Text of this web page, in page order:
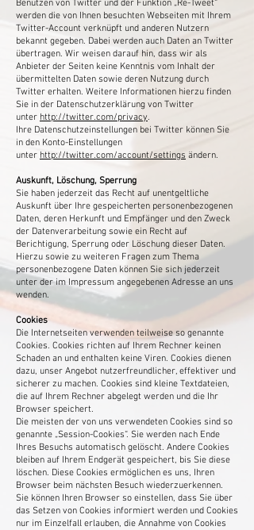
Benutzen von Twitter und der Funktion „Re-Tweet“
werden die von Ihnen besuchten Webseiten mit Ihrem
Twitter-Account verknüpft und anderen Nutzern
bekannt gegeben. Dabei werden auch Daten an Twitter
übertragen. Wir weisen darauf hin, dass wir als
Anbieter der Seiten keine Kenntnis vom Inhalt der
übermittelten Daten sowie deren Nutzung durch
Twitter erhalten. Weitere Informationen hierzu finden
Sie in der Datenschutzerklärung von Twitter
unter http://twitter.com/privacy.
Ihre Datenschutzeinstellungen bei Twitter können Sie
in den Konto-Einstellungen
unter http://twitter.com/account/settings ändern.
Auskunft, Löschung, Sperrung
Sie haben jederzeit das Recht auf unentgeltliche
Auskunft über Ihre gespeicherten personenbezogenen
Daten, deren Herkunft und Empfänger und den Zweck
der Datenverarbeitung sowie ein Recht auf
Berichtigung, Sperrung oder Löschung dieser Daten.
Hierzu sowie zu weiteren Fragen zum Thema
personenbezogene Daten können Sie sich jederzeit
unter der im Impressum angegebenen Adresse an uns
wenden.
Cookies
Die Internetseiten verwenden teilweise so genannte
Cookies. Cookies richten auf Ihrem Rechner keinen
Schaden an und enthalten keine Viren. Cookies dienen
dazu, unser Angebot nutzerfreundlicher, effektiver und
sicherer zu machen. Cookies sind kleine Textdateien,
die auf Ihrem Rechner abgelegt werden und die Ihr
Browser speichert.
Die meisten der von uns verwendeten Cookies sind so
genannte „Session-Cookies“. Sie werden nach Ende
Ihres Besuchs automatisch gelöscht. Andere Cookies
bleiben auf Ihrem Endgerät gespeichert, bis Sie diese
löschen. Diese Cookies ermöglichen es uns, Ihren
Browser beim nächsten Besuch wiederzuerkennen.
Sie können Ihren Browser so einstellen, dass Sie über
das Setzen von Cookies informiert werden und Cookies
nur im Einzelfall erlauben, die Annahme von Cookies